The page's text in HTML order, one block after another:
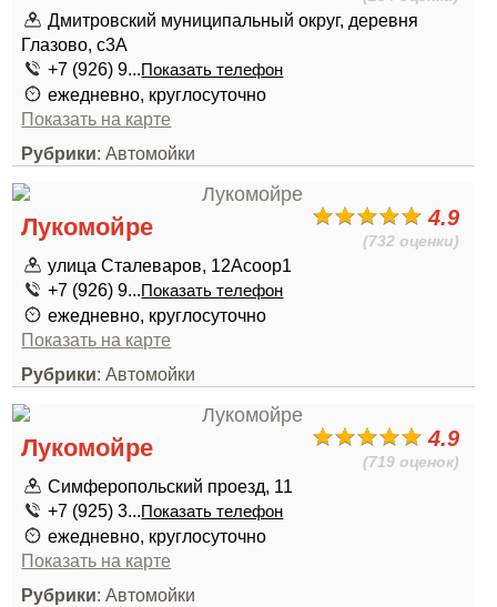
Дмитровский муниципальный округ, деревня
Глазово, с3А
+7 (926) 9...Показать телефон
ежедневно, круглосуточно
Показать на карте
Рубрики: Автомойки
4.9
(732 оценки)
Лукомойре
улица Сталеваров, 12Асоор1
+7 (926) 9...Показать телефон
ежедневно, круглосуточно
Показать на карте
Рубрики: Автомойки
4.9
(719 оценок)
Лукомойре
Симферопольский проезд, 11
+7 (925) 3...Показать телефон
ежедневно, круглосуточно
Показать на карте
Рубрики: Автомойки